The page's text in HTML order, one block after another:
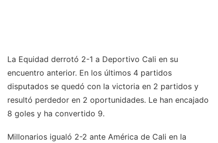
La Equidad derrotó 2-1 a Deportivo Cali en su
encuentro anterior. En los últimos 4 partidos
disputados se quedó con la victoria en 2 partidos y
resultó perdedor en 2 oportunidades. Le han encajado
8 goles y ha convertido 9.
Millonarios igualó 2-2 ante América de Cali en la